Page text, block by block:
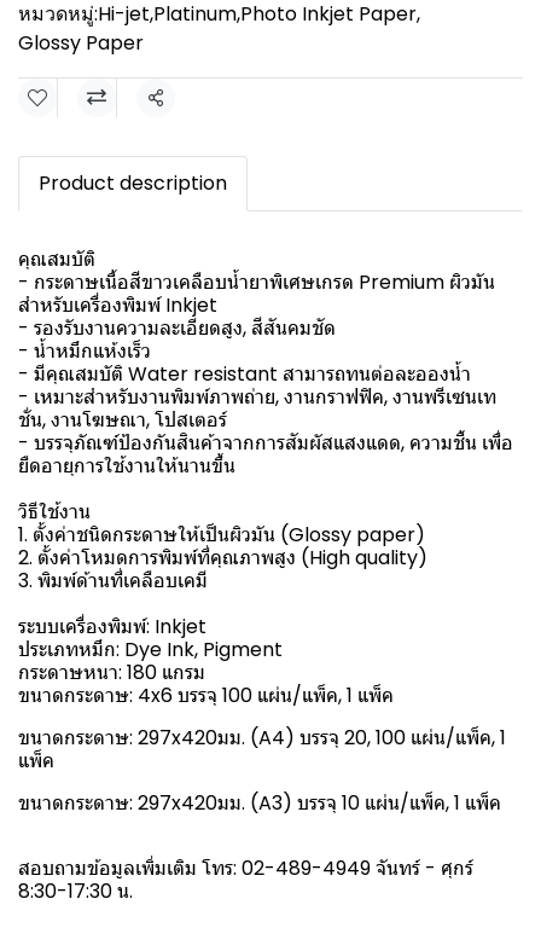
หมวดหมู่:Hi-jet,Platinum,Photo Inkjet Paper,
Glossy Paper
แชร์
Product description
คุณสมบัติ
- กระดาษเนื้อสีขาวเคลือบน้ำยาพิเศษเกรด Premium ผิวมัน
สำหรับเครื่องพิมพ์ Inkjet
- รองรับงานความละเอียดสูง, สีสันคมชัด
- น้ำหมึกแห้งเร็ว
- มีคุณสมบัติ Water resistant สามารถทนต่อละอองน้ำ
- เหมาะสำหรับงานพิมพ์ภาพถ่าย, งานกราฟฟิค, งานพรีเซนเท
ชั่น, งานโฆษณา, โปสเตอร์
- บรรจุภัณฑ์ป้องกันสินค้าจากการสัมผัสแสงแดด, ความชื้น เพื่อ
ยืดอายุการใช้งานให้นานขึ้น
วิธีใช้งาน
1. ตั้งค่าชนิดกระดาษให้เป็นผิวมัน (Glossy paper)
2. ตั้งค่าโหมดการพิมพ์ที่คุณภาพสูง (High quality)
3. พิมพ์ด้านที่เคลือบเคมี
ระบบเครื่องพิมพ์: Inkjet
ประเภทหมึก: Dye Ink, Pigment
กระดาษหนา: 180 แกรม
ขนาดกระดาษ: 4x6 บรรจุ 100 แผ่น/แพ็ค, 1 แพ็ค
ขนาดกระดาษ: 297x420มม. (A4) บรรจุ 20, 100 แผ่น/แพ็ค, 1
แพ็ค
ขนาดกระดาษ: 297x420มม. (A3) บรรจุ 10 แผ่น/แพ็ค, 1 แพ็ค
สอบถามข้อมูลเพิ่มเติม โทร: 02-489-4949 จันทร์ - ศุกร์
8:30-17:30 น.